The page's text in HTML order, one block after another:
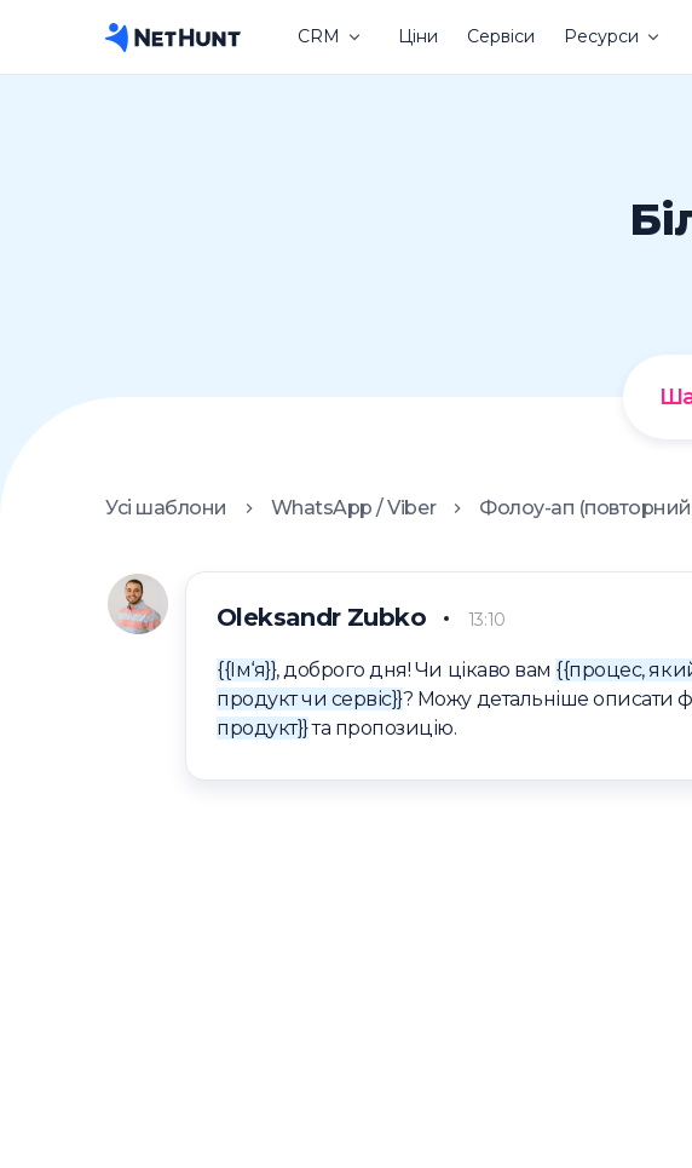
CRM Ціни Сервіси Ресурси
Усі шаблони WhatsApp / Viber Фолоу-ап (повторний
Oleksandr Zubko 13:10
{{Ім‘я}}, доброго дня! Чи цікаво вам {{процес,
продукт чи сервіс}}? Можу детальніше описати
продукт}}та пропозицію.